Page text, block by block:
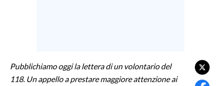
GOSSIP
Pubblichiamo oggi la lettera di un volontario del
118. Un appello a prestare maggiore attenzione ai